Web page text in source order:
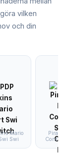
vilken
och din
Mario
Swi
Piranha
Controller